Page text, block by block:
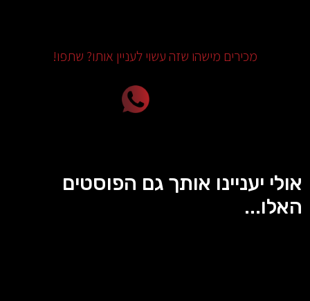
מכירים מישהו שזה עשוי לעניין אותו? שתפו!
אולי יעניינו אותך גם הפוסטים
האלו...